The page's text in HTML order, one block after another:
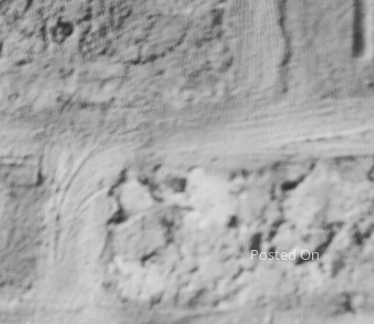
Posted On